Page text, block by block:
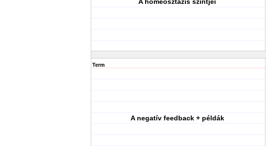
Term
A negatív feedback + példák